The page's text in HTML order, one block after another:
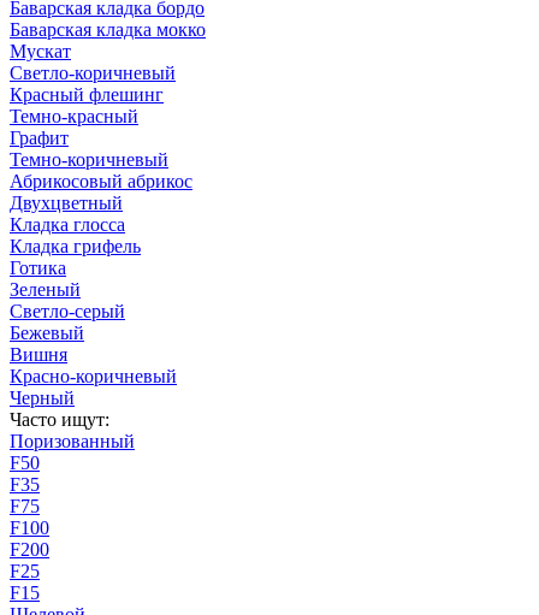
Баварская кладка бордо
Баварская кладка мокко
Мускат
Светло-коричневый
Красный флешинг
Темно-красный
Графит
Темно-коричневый
Абрикосовый абрикос
Двухцветный
Кладка глосса
Кладка грифель
Готика
Зеленый
Светло-серый
Бежевый
Вишня
Красно-коричневый
Черный
Часто ищут:
Поризованный
F50
F35
F75
F100
F200
F25
F15